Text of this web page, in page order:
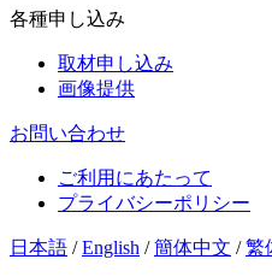
各種申し込み
取材申し込み
画像提供
お問い合わせ
ご利用にあたって
プライバシーポリシー
日本語 /English /簡体中文 /繁